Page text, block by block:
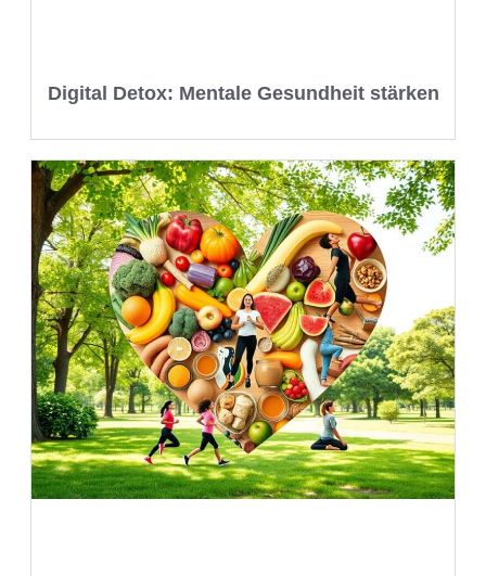
Digital Detox: Mentale Gesundheit stärken